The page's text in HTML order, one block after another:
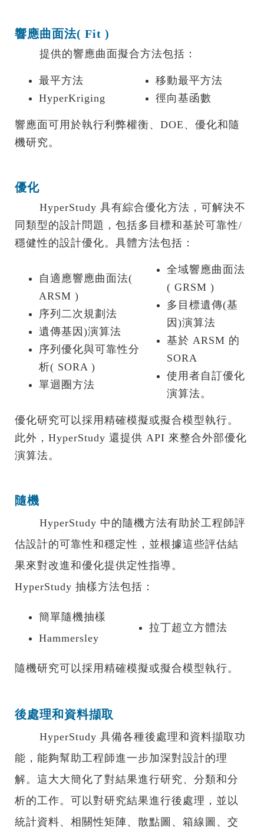
響應曲面法( Fit )
提供的響應曲面擬合方法包括：
最平方法
HyperKriging
移動最平方法
徑向基函數
響應面可用於執行利弊權衡、DOE、優化和隨
機研究。
優化
HyperStudy 具有綜合優化方法，可解決不
同類型的設計問題，包括多目標和基於可靠性/
穩健性的設計優化。具體方法包括：
自適應響應曲面法(
ARSM )
序列二次規劃法
遺傳基因)演算法
序列優化與可靠性分
析( SORA )
單迴圈方法
全域響應曲面法
( GRSM )
多目標遺傳(基
因)演算法
基於 ARSM 的
SORA
使用者自訂優化
演算法。
優化研究可以採用精確模擬或擬合模型執行。
此外，HyperStudy 還提供 API 來整合外部優化
演算法。
隨機
HyperStudy 中的隨機方法有助於工程師評
估設計的可靠性和穩定性，並根據這些評估結
果來對改進和優化提供定性指導。
HyperStudy 抽樣方法包括：
簡單隨機抽樣
Hammersley
拉丁超立方體法
隨機研究可以採用精確模擬或擬合模型執行。
後處理和資料擷取
HyperStudy 具備各種後處理和資料擷取功
能，能夠幫助工程師進一步加深對設計的理
解。這大大簡化了對結果進行研究、分類和分
析的工作。可以對研究結果進行後處理，並以
統計資料、相關性矩陣、散點圖、箱線圖、交